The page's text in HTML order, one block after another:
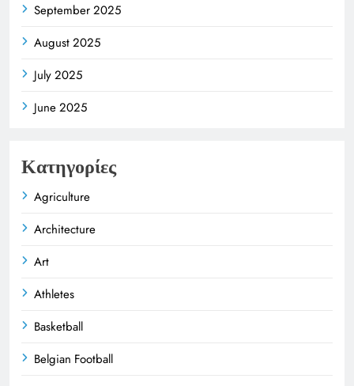
September 2025
August 2025
July 2025
June 2025
Κατηγορίες
Agriculture
Architecture
Art
Athletes
Basketball
Belgian Football